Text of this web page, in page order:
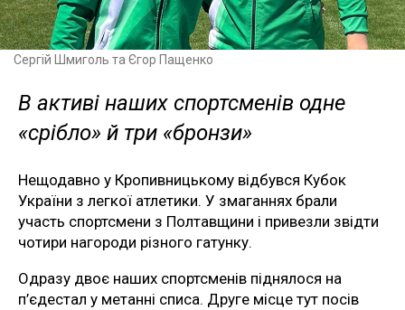
Сергій Шмиголь та Єгор Пащенко
В активі наших спортсменів одне
«срібло» й три «бронзи»
Нещодавно у Кропивницькому відбувся Кубок
України з легкої атлетики. У змаганнях брали
участь спортсмени з Полтавщини і привезли звідти
чотири нагороди різного гатунку.
Одразу двоє наших спортсменів піднялося на
п’єдестал у метанні списа. Друге місце тут посів